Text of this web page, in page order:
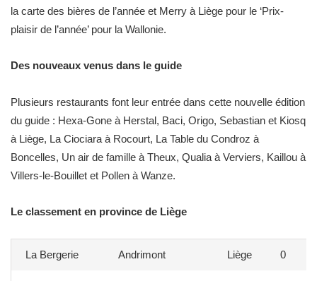
la carte des bières de l’année et Merry à Liège pour le ‘Prix-
plaisir de l’année’ pour la Wallonie.
Des nouveaux venus dans le guide
Plusieurs restaurants font leur entrée dans cette nouvelle édition
du guide : Hexa-Gone à Herstal, Baci, Origo, Sebastian et Kiosq
à Liège, La Ciociara à Rocourt, La Table du Condroz à
Boncelles, Un air de famille à Theux, Qualia à Verviers, Kaillou à
Villers-le-Bouillet et Pollen à Wanze.
Le classement en province de Liège
La Bergerie Andrimont Liège 0